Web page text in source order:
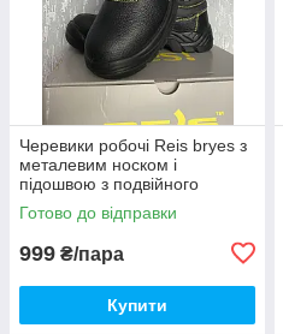
Черевики робочі Reis bryes з
металевим носком і
підошвою з подвійного
поліуретану
Готово до відправки
999 ₴/пара
Купити